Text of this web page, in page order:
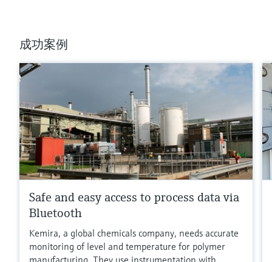
成功案例
Safe and easy access to process data via
Bluetooth
Kemira, a global chemicals company, needs accurate
monitoring of level and temperature for polymer